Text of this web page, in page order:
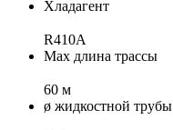
Хладагент
R410A
Max длина трассы
60 м
ø жидкостной трубы